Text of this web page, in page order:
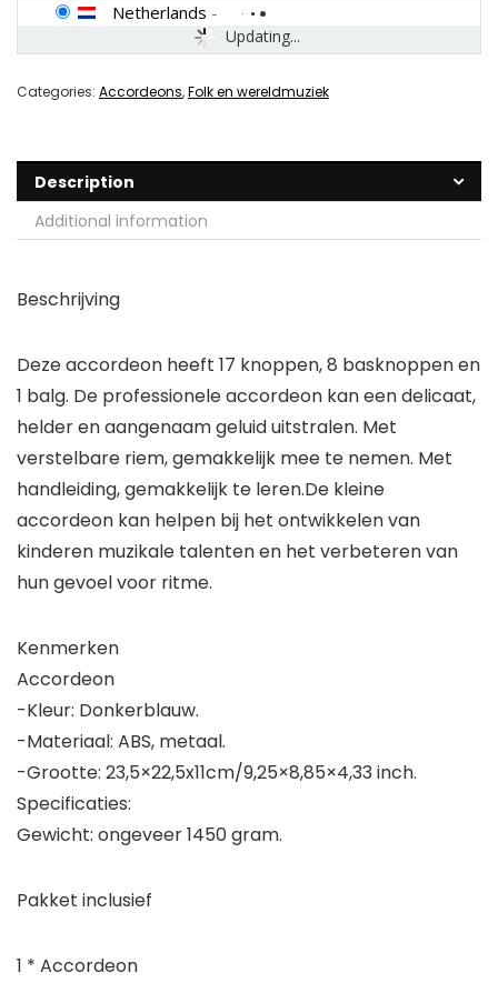
Updating...
Netherlands -
Categories: Accordeons,Folk en wereldmuziek
Description
Additional information
Beschrijving
Deze accordeon heeft 17 knoppen, 8 basknoppen en
1 balg. De professionele accordeon kan een delicaat,
helder en aangenaam geluid uitstralen. Met
verstelbare riem, gemakkelijk mee te nemen. Met
handleiding, gemakkelijk te leren.De kleine
accordeon kan helpen bij het ontwikkelen van
kinderen muzikale talenten en het verbeteren van
hun gevoel voor ritme.
Kenmerken
Accordeon
-Kleur: Donkerblauw.
-Materiaal: ABS, metaal.
-Grootte: 23,5×22,5x11cm/9,25×8,85×4,33 inch.
Specificaties:
Gewicht: ongeveer 1450 gram.
Pakket inclusief
1 * Accordeon